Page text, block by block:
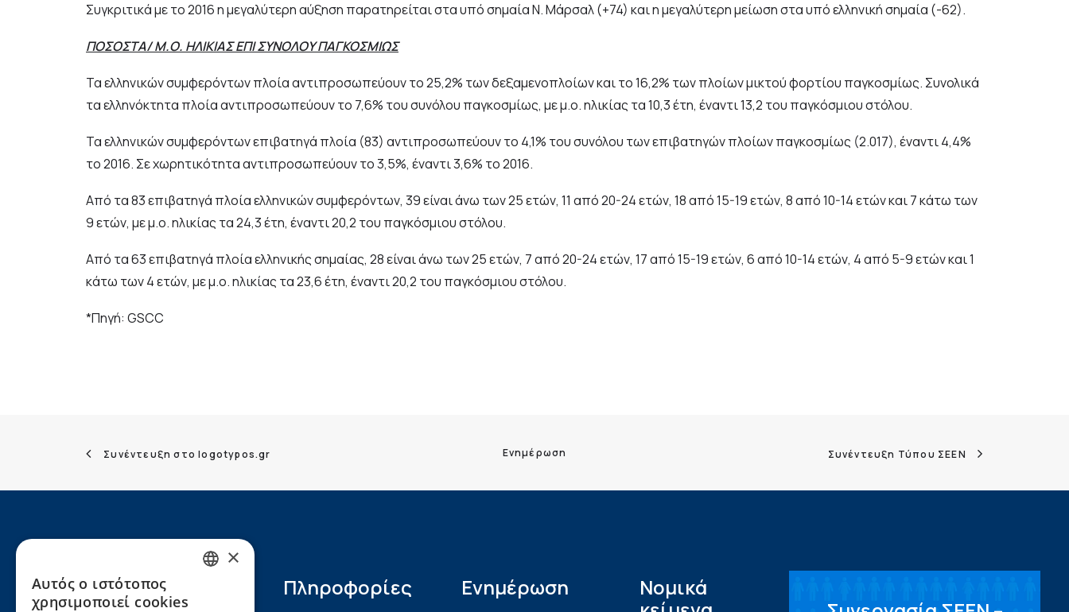
Συγκριτικά με το 2016 η μεγαλύτερη αύξηση παρατηρείται στα υπό σημαία Ν. Μάρσαλ (+74) και η μεγαλύτερη μείωση στα υπό ελληνική σημαία (-62).
ΠΟΣΟΣΤΑ/ Μ.Ο. ΗΛΙΚΙΑΣ ΕΠΙ ΣΥΝΟΛΟΥ ΠΑΓΚΟΣΜΙΩΣ
Τα ελληνικών συμφερόντων πλοία αντιπροσωπεύουν το 25,2% των δεξαμενοπλοίων και το 16,2% των πλοίων μικτού φορτίου παγκοσμίως. Συνολικά
τα ελληνόκτητα πλοία αντιπροσωπεύουν το 7,6% του συνόλου παγκοσμίως, με μ.ο. ηλικίας τα 10,3 έτη, έναντι 13,2 του παγκόσμιου στόλου.
Τα ελληνικών συμφερόντων επιβατηγά πλοία (83) αντιπροσωπεύουν το 4,1% του συνόλου των επιβατηγών πλοίων παγκοσμίως (2.017), έναντι 4,4%
το 2016. Σε χωρητικότητα αντιπροσωπεύουν το 3,5%, έναντι 3,6% το 2016.
Από τα 83 επιβατηγά πλοία ελληνικών συμφερόντων, 39 είναι άνω των 25 ετών, 11 από 20-24 ετών, 18 από 15-19 ετών, 8 από 10-14 ετών και 7 κάτω των
9 ετών, με μ.ο. ηλικίας τα 24,3 έτη, έναντι 20,2 του παγκόσμιου στόλου.
Από τα 63 επιβατηγά πλοία ελληνικής σημαίας, 28 είναι άνω των 25 ετών, 7 από 20-24 ετών, 17 από 15-19 ετών, 6 από 10-14 ετών, 4 από 5-9 ετών και 1
κάτω των 4 ετών, με μ.ο. ηλικίας τα 23,6 έτη, έναντι 20,2 του παγκόσμιου στόλου.
*Πηγή: GSCC
Συνέντευξη στο logotypos.gr Ενημέρωση Συνέντευξη Τύπου ΣΕΕΝ
Πληροφορίες Ενημέρωση
Νομικά
×
Αυτός ο ιστότοπος
χρησιμοποιεί cookies